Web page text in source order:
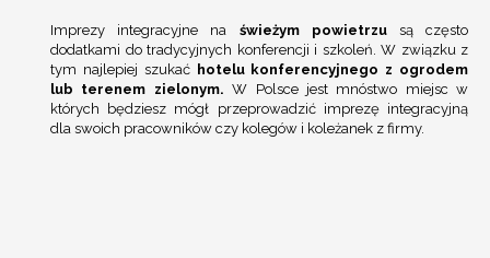
Imprezy integracyjne na świeżym powietrzusą często
dodatkami do tradycyjnych konferencji i szkoleń. W związku z
tym najlepiej szukać hotelu konferencyjnego z ogrodem
lub terenem zielonym. W Polsce jest mnóstwo miejsc w
których będziesz mógł przeprowadzić imprezę integracyjną
dla swoich pracowników czy kolegów i koleżanek z firmy.